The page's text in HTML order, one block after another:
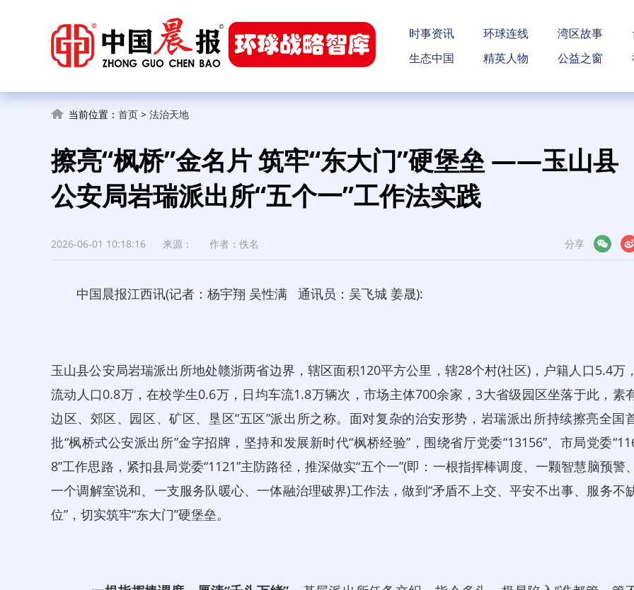
时事资讯 环球连线 湾区故事
生态中国
精英人物 公益之窗
当前位置： 首页 > 法治天地
擦亮“枫桥”金名片 筑牢“东大门”硬堡垒 ——玉山县
公安局岩瑞派出所“五个一”工作法实践
2026-06-01 10:18:16 来源： 作者：佚名 分享
微博
中国晨报江西讯(记者：杨宇翔 吴性满 通讯员：吴飞城 姜晟):
玉山县公安局岩瑞派出所地处赣浙两省边界，辖区面积120平方公里，辖28个村(社区)，户籍人口5.4万，
流动人口0.8万，在校学生0.6万，日均车流1.8万辆次，市场主体700余家，3大省级园区坐落于此，素
边区、郊区、园区、矿区、垦区“五区”派出所之称。面对复杂的治安形势，岩瑞派出所持续擦亮全国
批“枫桥式公安派出所”金字招牌，坚持和发展新时代“枫桥经验”，围绕省厅党委“13156”、市局党委
8”工作思路，紧扣县局党委“1121”主防路径，推深做实“五个一”(即：一根指挥棒调度、一颗智慧脑预警、
一个调解室说和、一支服务队暖心、一体融治理破界)工作法，做到“矛盾不上交、平安不出事、服务不
位”，切实筑牢“东大门”硬堡垒。